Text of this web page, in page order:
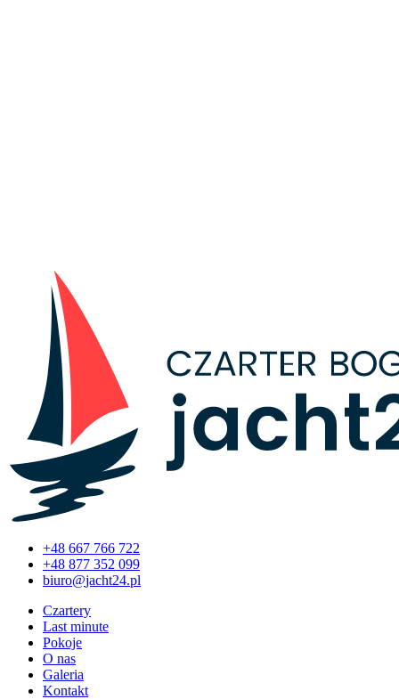
+48 667 766 722
+48 877 352 099
Czartery
Last minute
Pokoje
O nas
Galeria
Kontakt